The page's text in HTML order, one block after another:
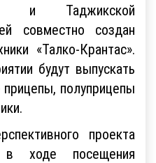
и Таджикской
совместно создан
«Талко-Крантас».
будут выпускать
полуприцепы
проекта
в ходе посещения